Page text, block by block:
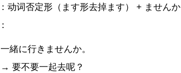
：动词否定形（ます形去掉ます） + ませんか
：
一緒に行きませんか。
→ 要不要一起去呢？